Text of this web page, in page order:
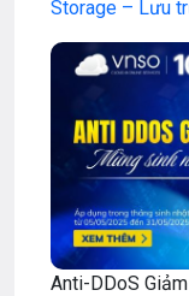
Storage – Lưu
Anti-DDoS